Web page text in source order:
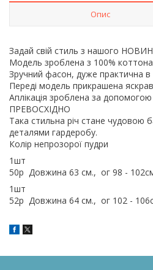
Опис
Задай свій стиль з нашого
Модель зроблена з 100%
Зручний фасон, дуже практична
Переді модель прикрашена
Аплікація зроблена за
ПРЕВОСХІДНО
Така стильна річ стане чудовою
деталями гардеробу.
Колір непрозорої пудри
1шт
50р Довжина 63 см., ог 98 -
1шт
52р Довжина 64 см., ог 102 -